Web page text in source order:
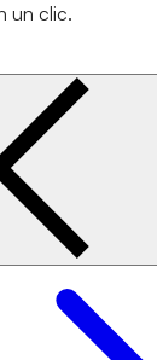
un clic.